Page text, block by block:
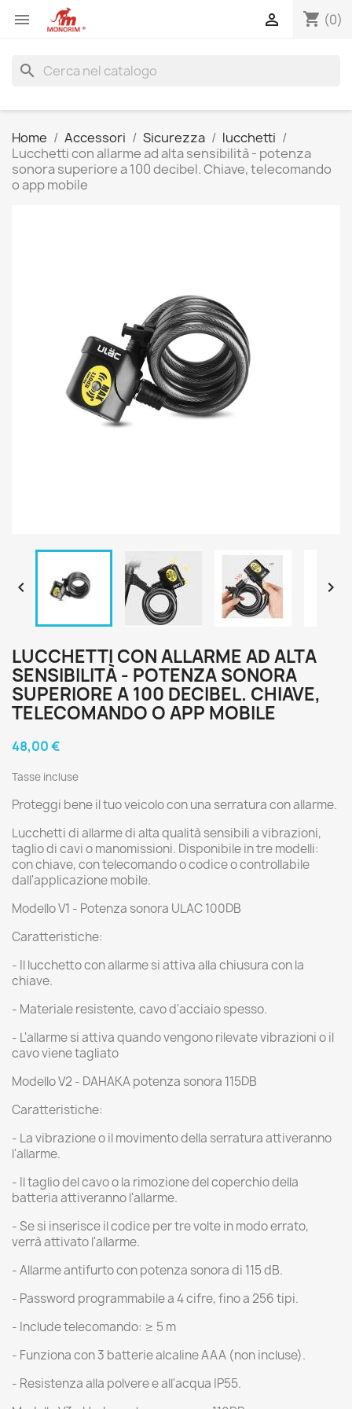
 shopping_cart (0)

search
Home Accessori Sicurezza
lucchetti
Lucchetti con allarme ad alta sensibilità - potenza
sonora superiore a 100 decibel. Chiave, telecomando
o app mobile
 
LUCCHETTI CON ALLARME AD ALTA
SENSIBILITÀ - POTENZA SONORA
SUPERIORE A 100 DECIBEL. CHIAVE,
TELECOMANDO O APP MOBILE
48,00 €
Tasse incluse
Proteggi bene il tuo veicolo con una serratura con allarme.
Lucchetti di allarme di alta qualità sensibili a vibrazioni,
taglio di cavi o manomissioni. Disponibile in tre modelli:
con chiave, con telecomando o codice o controllabile
dall'applicazione mobile.
Modello V1 - Potenza sonora ULAC 100DB
Caratteristiche:
- Il lucchetto con allarme si attiva alla chiusura con la
chiave.
- Materiale resistente, cavo d'acciaio spesso.
- L'allarme si attiva quando vengono rilevate vibrazioni o il
cavo viene tagliato
Modello V2 - DAHAKA potenza sonora 115DB
Caratteristiche:
- La vibrazione o il movimento della serratura attiveranno
l'allarme.
- Il taglio del cavo o la rimozione del coperchio della
batteria attiveranno l'allarme.
- Se si inserisce il codice per tre volte in modo errato,
verrà attivato l'allarme.
- Allarme antifurto con potenza sonora di 115 dB.
- Password programmabile a 4 cifre, fino a 256 tipi.
- Include telecomando: ≥ 5 m
- Funziona con 3 batterie alcaline AAA (non incluse).
- Resistenza alla polvere e all'acqua IP55.